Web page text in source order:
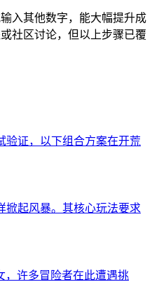
入其他数字，能大幅提升成
社区讨论，但以上步骤已覆
验证，以下组合方案在开荒
掀起风暴。其核心玩法要求
，许多冒险者在此遭遇挑